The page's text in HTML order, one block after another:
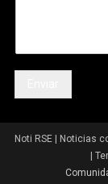
Noti RSE | Noticias